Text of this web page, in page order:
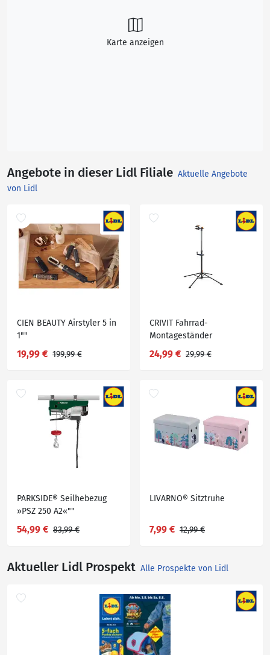
Karte anzeigen
Angebote in dieser Lidl Filiale Aktuelle Angebote
von Lidl
CIEN BEAUTY Airstyler 5 in
1""
19,99 € 199,99 €
CRIVIT Fahrrad-
Montageständer
24,99 € 29,99 €
PARKSIDE® Seilhebezug
»PSZ 250 A2«""
54,99 € 83,99 €
LIVARNO® Sitztruhe
7,99 € 12,99 €
Aktueller Lidl Prospekt Alle Prospekte von Lidl